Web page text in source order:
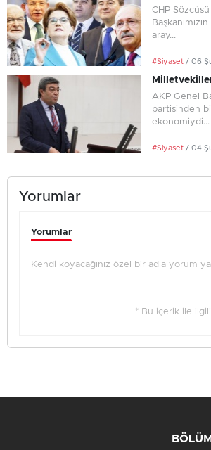
CHP
aray...
#Siyaset / 06
AKP Genel
partisinden
ekonomiydi...
#Siyaset / 04
Yorumlar
Yorumlar
Kendi koyacağınız özel bir adla yorum
* Bu içerik ile